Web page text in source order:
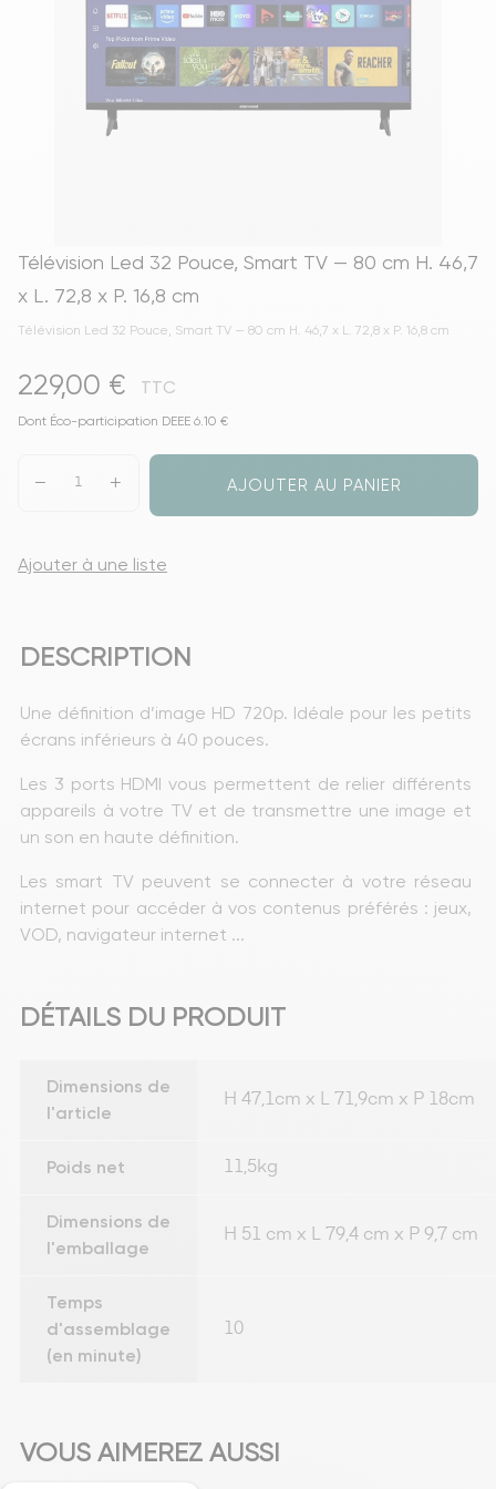
Télévision Led 32 Pouce, Smart TV — 80 cm H. 46,7
x L. 72,8 x P. 16,8 cm
Télévision Led 32 Pouce, Smart TV — 80 cm H. 46,7 x L. 72,8 x P. 16,8 cm
229,00 € TTC
Dont Éco-participation DEEE 6.10 €
AJOUTER AU PANIER
Ajouter à une liste
DESCRIPTION
Une définition d’image HD 720p. Idéale pour les petits
écrans inférieurs à 40 pouces.
Les 3 ports HDMI vous permettent de relier différents
appareils à votre TV et de transmettre une image et
un son en haute définition.
Les smart TV peuvent se connecter à votre réseau
internet pour accéder à vos contenus préférés : jeux,
VOD, navigateur internet ...
DÉTAILS DU PRODUIT
Dimensions de
l'article
H 47,1cm x L 71,9cm x P 18cm
Poids net 11,5kg
Dimensions de
l'emballage
H 51 cm x L 79,4 cm x P 9,7 cm
Temps
d'assemblage
(en minute)
10
VOUS AIMEREZ AUSSI